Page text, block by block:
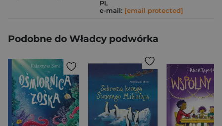
PL
e-mail: [email protected]
Podobne do Władcy podwórka